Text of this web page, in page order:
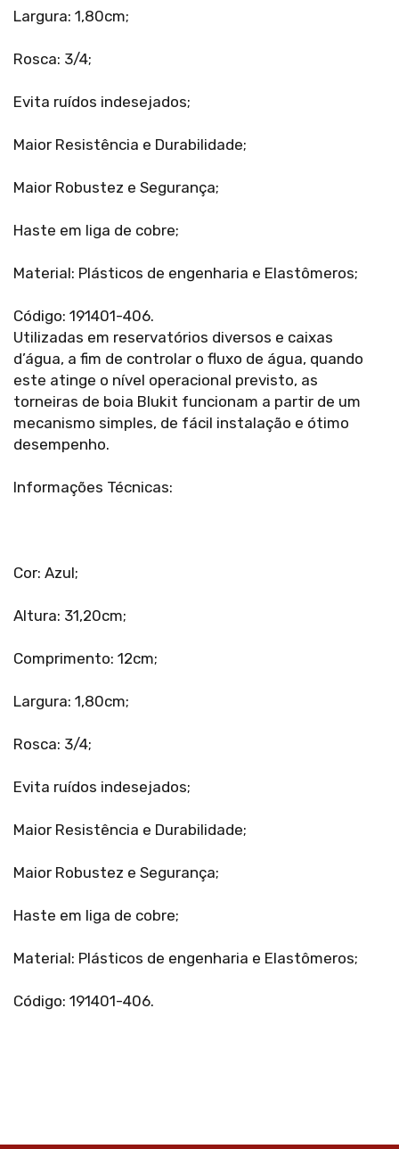
Largura: 1,80cm;
Rosca: 3/4;
Evita ruídos indesejados;
Maior Resistência e Durabilidade;
Maior Robustez e Segurança;
Haste em liga de cobre;
Material: Plásticos de engenharia e Elastômeros;
Código: 191401-406.
Utilizadas em reservatórios diversos e caixas
d’água, a fim de controlar o fluxo de água, quando
este atinge o nível operacional previsto, as
torneiras de boia Blukit funcionam a partir de um
mecanismo simples, de fácil instalação e ótimo
desempenho.
Informações Técnicas:
Cor: Azul;
Altura: 31,20cm;
Comprimento: 12cm;
Largura: 1,80cm;
Rosca: 3/4;
Evita ruídos indesejados;
Maior Resistência e Durabilidade;
Maior Robustez e Segurança;
Haste em liga de cobre;
Material: Plásticos de engenharia e Elastômeros;
Código: 191401-406.